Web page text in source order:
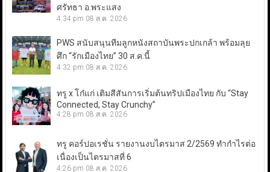
ศรัทธา อ.พระแสง
4:34 pm 08 ส.ค. 2026
PWS สนับสนุนทีมลูกหนังสถาบันพระปกเกล้า พร้อมลุย
ศึก “รักเมืองไทย” 30 ส.ค.นี้
4:32 pm 08 ส.ค. 2026
ทรู x โก๋แก่ เติมสีสันการเริ่มต้นทริปเมืองไทย กับ “Stay
Connected, Stay Crunchy”
4:28 pm 08 ส.ค. 2026
ทรู คอร์ปอเรชั่น รายงานงบไตรมาส 2/2569 ทำกำไรต่อ
เนื่องเป็นไตรมาสที่ 6
4:26 pm 08 ส.ค. 2026